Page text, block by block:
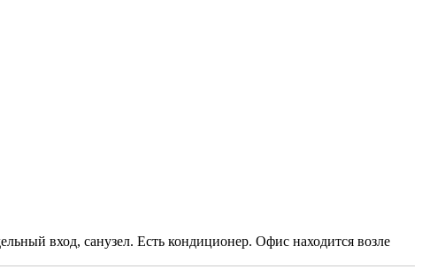
вход, санузел. Есть кондиционер. Офис находится возле